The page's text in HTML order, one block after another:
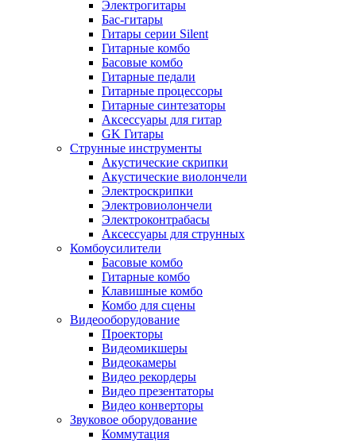
Электрогитары
Бас-гитары
Гитары серии Silent
Гитарные комбо
Басовые комбо
Гитарные педали
Гитарные процессоры
Гитарные синтезаторы
Аксессуары для гитар
GK Гитары
Струнные инструменты
Акустические скрипки
Акустические виолончели
Электроскрипки
Электровиолончели
Электроконтрабасы
Аксессуары для струнных
Комбоусилители
Басовые комбо
Гитарные комбо
Клавишные комбо
Комбо для сцены
Видеооборудование
Проекторы
Видеомикшеры
Видеокамеры
Видео рекордеры
Видео презентаторы
Видео конверторы
Звуковое оборудование
Коммутация